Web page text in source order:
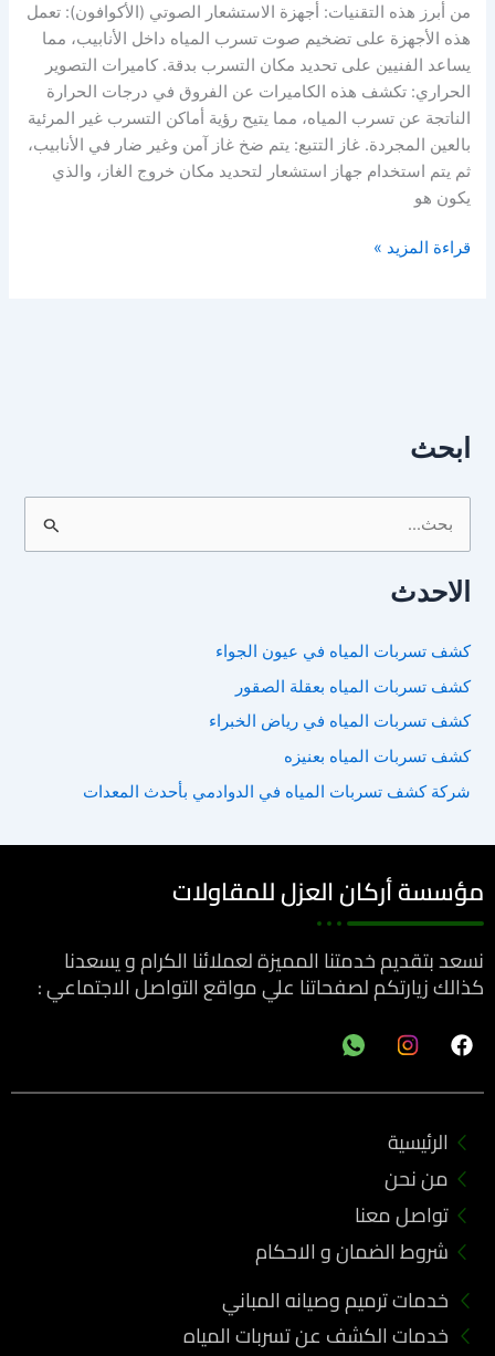
من أبرز هذه التقنيات: أجهزة الاستشعار الصوتي (الأكوافون): تعمل
هذه الأجهزة على تضخيم صوت تسرب المياه داخل الأنابيب، مما
يساعد الفنيين على تحديد مكان التسرب بدقة. كاميرات التصوير
الحراري: تكشف هذه الكاميرات عن الفروق في درجات الحرارة
الناتجة عن تسرب المياه، مما يتيح رؤية أماكن التسرب غير المرئية
بالعين المجردة. غاز التتبع: يتم ضخ غاز آمن وغير ضار في الأنابيب،
ثم يتم استخدام جهاز استشعار لتحديد مكان خروج الغاز، والذي
يكون هو
قراءة المزيد »
ابحث
ث
ع
ن
:
الاحدث
كشف تسربات المياه في عيون الجواء
كشف تسربات المياه بعقلة الصقور
كشف تسربات المياه في رياض الخبراء
كشف تسربات المياه بعنيزه
شركة كشف تسربات المياه في الدوادمي بأحدث المعدات
مؤسسة أركان العزل للمقاولات
نسعد بتقديم خدمتنا المميزة لعملائنا الكرام و يسعدنا
كذالك زيارتكم لصفحاتنا علي مواقع التواصل الاجتماعي :
F
a
e
o
k
الرئيسية
من نحن
تواصل معنا
شروط الضمان و الاحكام
خدمات ترميم وصيانه المباني
خدمات الكشف عن تسربات المياه